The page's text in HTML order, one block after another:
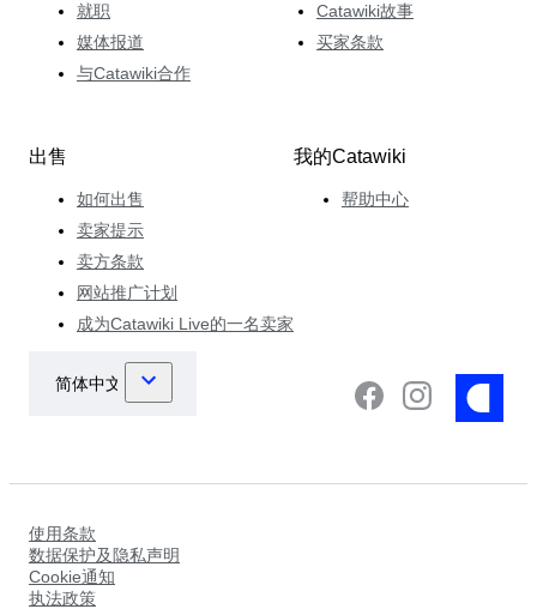
就职
媒体报道
与Catawiki合作
Catawiki故事
买家条款
出售
如何出售
卖家提示
卖方条款
网站推广计划
成为Catawiki Live的一名卖家
我的Catawiki
帮助中心
使用条款
数据保护及隐私声明
Cookie通知
执法政策